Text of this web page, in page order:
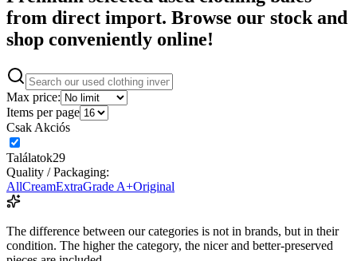
from direct import. Browse our stock and
shop conveniently online!
Max price:
Items per page
Csak Akciós
Találatok29
Quality / Packaging:
AllCreamExtraGrade A+Original
The difference between our categories is not in brands, but in their
condition. The higher the category, the nicer and better-preserved